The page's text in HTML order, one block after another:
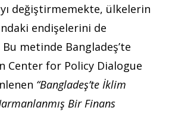
değiştirmemekte, ülkelerin
endişelerini de
metinde Bangladeş’te
Center for Policy Dialogue
“Bangladeş’te İklim
Bir Finans